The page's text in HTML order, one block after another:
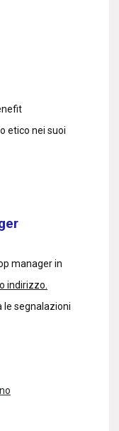
etico nei suoi
manager in
indirizzo.
le segnalazioni